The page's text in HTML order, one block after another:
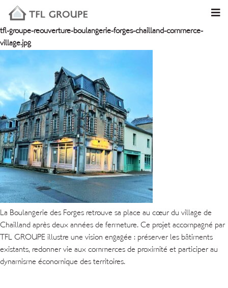
tfl-groupe-reouverture-boulangerie-forges-chailland-commerce-
village.jpg
La Boulangerie des Forges retrouve sa place au cœur du village de
Chailland après deux années de fermeture. Ce projet accompagné par
TFL GROUPE illustre une vision engagée : préserver les bâtiments
existants, redonner vie aux commerces de proximité et participer au
dynamisme économique des territoires.